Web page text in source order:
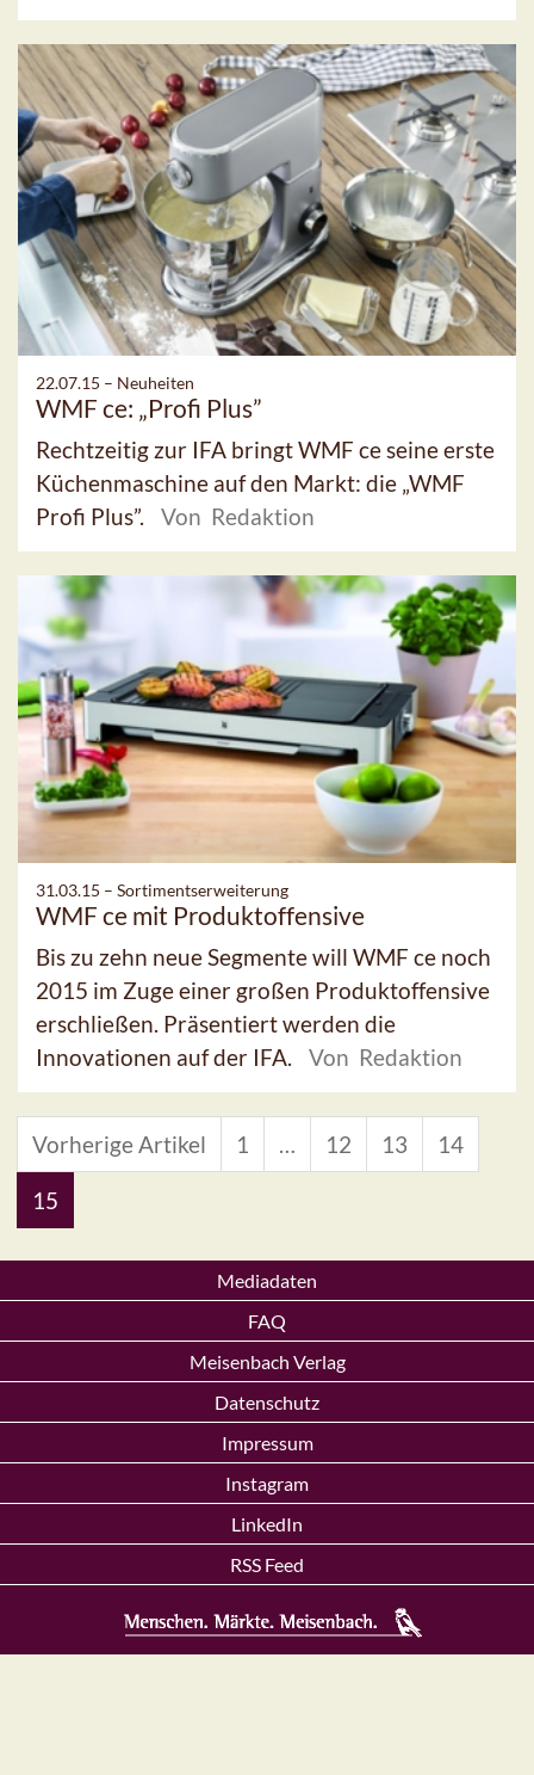
22.07.15 – Neuheiten
WMF ce: „Profi Plus”
Rechtzeitig zur IFA bringt WMF ce seine erste
Küchenmaschine auf den Markt: die „WMF
Profi Plus”.
Von Redaktion
31.03.15 – Sortimentserweiterung
WMF ce mit Produktoffensive
Bis zu zehn neue Segmente will WMF ce noch
2015 im Zuge einer großen Produktoffensive
erschließen. Präsentiert werden die
Innovationen auf der IFA.
Von Redaktion
Vorherige Artikel 1 12 13 14
15
Mediadaten
FAQ
Meisenbach Verlag
Datenschutz
Impressum
Instagram
LinkedIn
RSS Feed